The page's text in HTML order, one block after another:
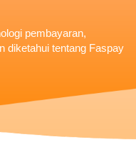
pembayaran,
diketahui tentang Faspay